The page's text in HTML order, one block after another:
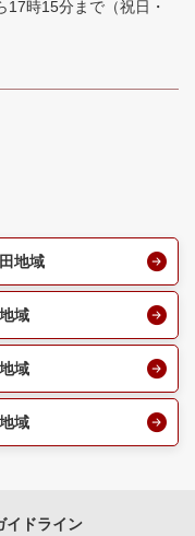
17時15分まで （祝日・
地域
域
域
域
イドライン